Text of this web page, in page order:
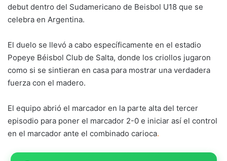
debut dentro del Sudamericano de Beisbol U18 que se
celebra en Argentina.
El duelo se llevó a cabo específicamente en el estadio
Popeye Béisbol Club de Salta, donde los criollos jugaron
como si se sintieran en casa para mostrar una verdadera
fuerza con el madero.
El equipo abrió el marcador en la parte alta del tercer
episodio para poner el marcador 2-0 e iniciar así el control
en el marcador ante el combinado carioca.